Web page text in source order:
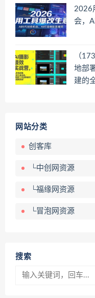
2026
会，
（
地部
建的
网站分类
创客库
└中创网资源
└福缘网资源
└冒泡网资源
搜索